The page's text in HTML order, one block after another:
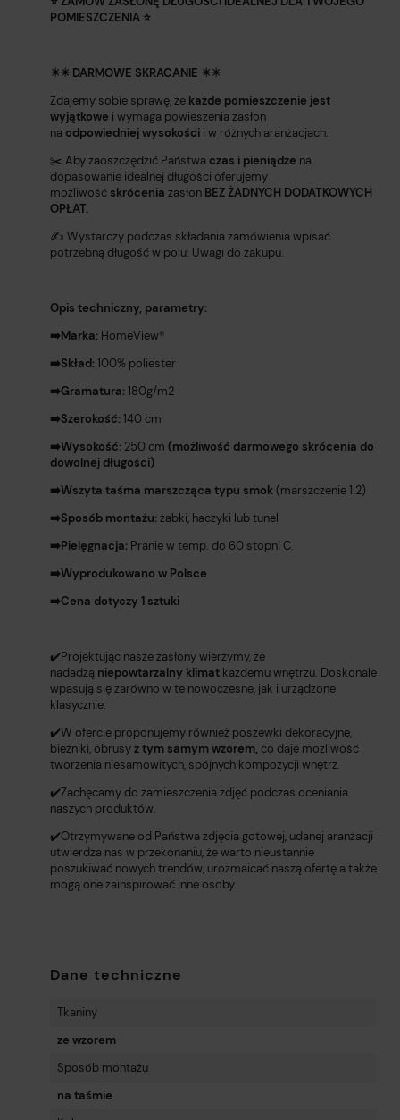
POMIESZCZENIA ⭐
✴️✴️ DARMOWE SKRACANIE ✴️✴️
Zdajemy sobie sprawę, że każde pomieszczenie jest
wyjątkowe i wymaga powieszenia zasłon
na odpowiedniejwysokości i w różnych aranżacjach.
✂️ Aby zaoszczędzić Państwa czas i pieniądze na
dopasowanie idealnej długości oferujemy
możliwość skrócenia zasłon BEZ ŻADNYCH DODATKOWYCH
OPŁAT.
✍️ Wystarczy podczas składania zamówienia wpisać
potrzebną długość w polu: Uwagi do zakupu.
Opis techniczny, parametry:
➡️Marka: HomeView®️
➡️Skład:100% poliester
➡️Gramatura:180g/m2
➡️Szerokość:140 cm
➡️Wysokość: 250 cm (możliwość darmowego skrócenia do
dowolnej długości)
➡️Wszyta taśma marszcząca typu smok (marszczenie 1:2)
➡️Sposób montażu:żabki, haczyki lub tunel
➡️Pielęgnacja: Pranie w temp. do 60 stopni C.
➡️Wyprodukowano w Polsce
➡️Cena dotyczy 1 sztuki
✔️Projektując nasze zasłony wierzymy, że
nadadzą niepowtarzalny klimat każdemu wnętrzu. Doskonale
wpasują się zarówno w te nowoczesne, jak i urządzone
klasycznie.
✔️W ofercie proponujemy również poszewki dekoracyjne,
bieżniki, obrusyz tym samym wzorem, co daje możliwość
tworzenia niesamowitych, spójnych kompozycji wnętrz.
✔️Zachęcamy do zamieszczenia zdjęć podczas oceniania
naszych produktów.
✔️Otrzymywane od Państwa zdjęcia gotowej, udanej aranżacji
utwierdza nas w przekonaniu, że warto nieustannie
poszukiwać nowych trendów, urozmaicać naszą ofertę a także
mogą one zainspirować inne osoby.
Dane techniczne
Tkaniny
ze wzorem
Sposób montażu
na taśmie